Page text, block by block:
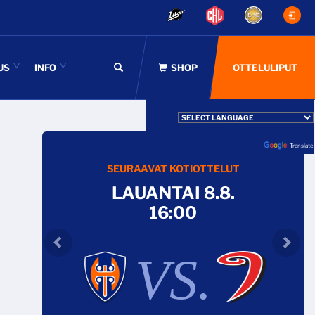
OTTELULIPUT
Translate
INFO
SEURAAVAT KOTIOTTELUT
LAUANTAI 8.8.
16:00
VS.